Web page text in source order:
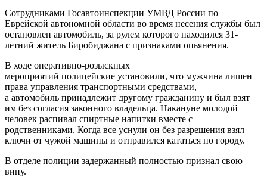
Сотрудниками Госавтоинспекции УМВД России по
Еврейской автономной области во время несения службы был
остановлен автомобиль, за рулем которого находился 31-
летний житель Биробиджана с признаками опьянения.
В ходе оперативно-розыскных
мероприятий полицейские установили, что мужчина лишен
права управления транспортными средствами,
а автомобиль принадлежит другому гражданину и был взят
им без согласия законного владельца. Накануне молодой
человек распивал спиртные напитки вместе с
родственниками. Когда все уснули он без разрешения взял
ключи от чужой машины и отправился кататься по городу.
В отделе полиции задержанный полностью признал свою
вину.